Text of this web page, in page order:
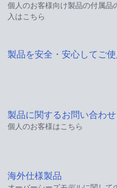
個人のお客様向け製品の付属
入はこちら
製品を安全・安心してご
製品に関するお問い合わせ
個人のお客様はこちら
海外仕様製品